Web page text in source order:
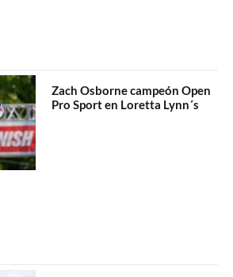
Zach Osborne campeón Open
Pro Sport en Loretta Lynn´s